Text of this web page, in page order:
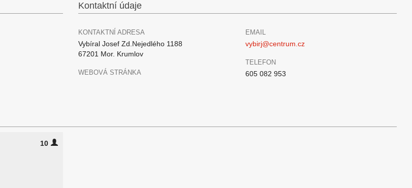
Kontaktní údaje
KONTAKTNÍ ADRESA
Vybíral Josef Zd.Nejedlého 1188
67201 Mor. Krumlov
WEBOVÁ STRÁNKA
EMAIL
vybirj@centrum.cz
TELEFON
605 082 953
10